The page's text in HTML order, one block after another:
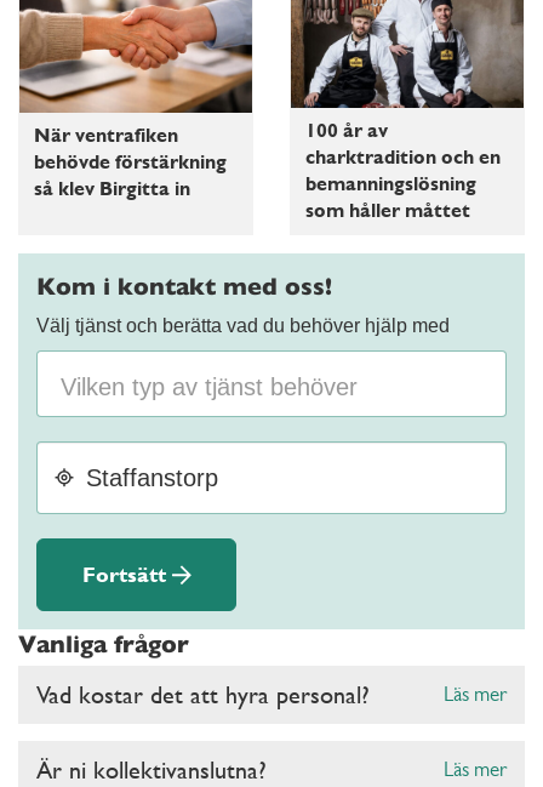
När ventrafiken
behövde förstärkning
så klev Birgitta in
100 år av
charktradition och en
bemanningslösning
som håller måttet
Kom i kontakt med oss!
Välj tjänst och berätta vad du behöver hjälp med
Fortsätt
Vanliga frågor
Vad kostar det att hyra personal? Läs mer
Är ni kollektivanslutna? Läs mer